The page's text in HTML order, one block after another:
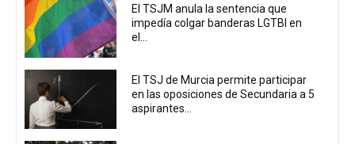
El TSJM anula la sentencia que
impedía colgar banderas LGTBI en
el...
El TSJ de Murcia permite participar
en las oposiciones de Secundaria a 5
aspirantes...